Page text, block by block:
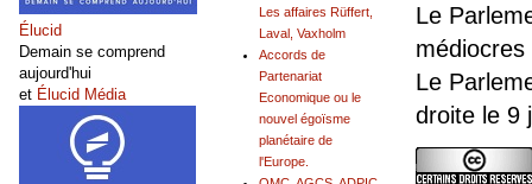
Le
Le
droite le 9
Les affaires Rüffert,
Laval, Vaxholm
Accords de
Partenariat
Economique ou le
nouvel égoïsme
planétaire de
l'Europe.
Élucid
Demain se comprend
aujourd'hui
et Élucid Média